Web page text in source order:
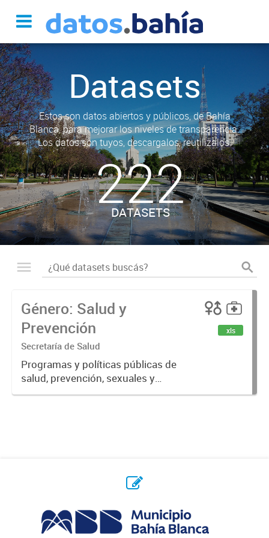
Datasets
Estos son datos abiertos y públicos, de Bahía
Blanca, para mejorar los niveles de transparencia.
Los datos son tuyos, descargalos, reutilizalos.
222
DATASETS
Género: Salud y
Prevención
Secretaría de Salud
Programas y políticas públicas de
salud, prevención, sexuales y
reproductivas.
xls